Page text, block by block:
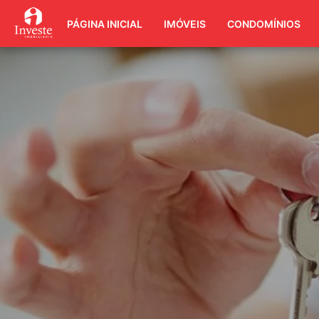
PÁGINA INICIAL IMÓVEIS CONDOMÍNIOS